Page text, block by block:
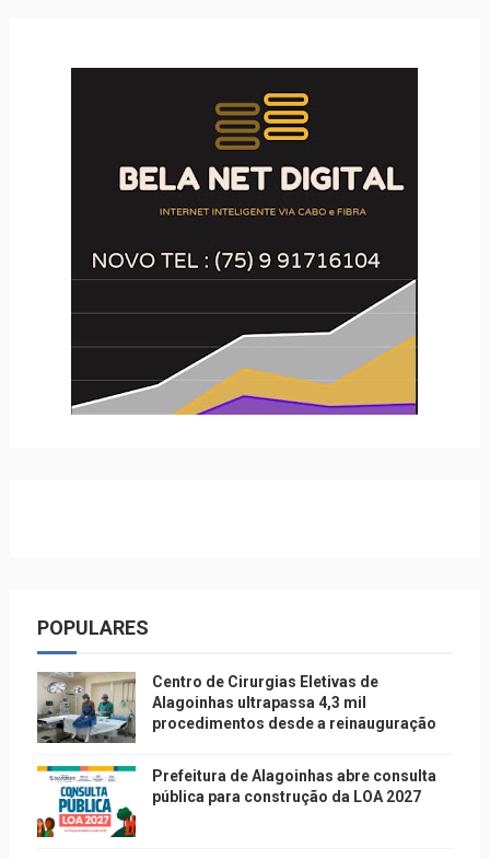
POPULARES
Centro de Cirurgias Eletivas de
Alagoinhas ultrapassa 4,3 mil
procedimentos desde a reinauguração
Prefeitura de Alagoinhas abre consulta
pública para construção da LOA 2027